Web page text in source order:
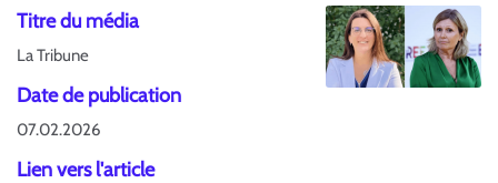
Titre du média
La Tribune
Date de publication
07.02.2026
Lien vers l'article